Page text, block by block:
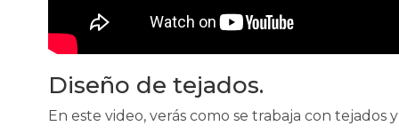
Diseño de tejados.
En este video, verás como se trabaja con tejados